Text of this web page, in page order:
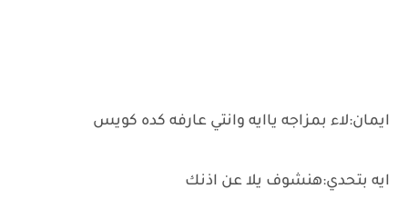
ايمان:لاء بمزاجه ياايه وانتي عارفه كده كويس
ايه بتحدي:هنشوف يلا عن اذنك